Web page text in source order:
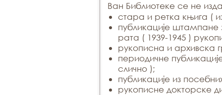
Ван Библиотеке се не
стара и ретка књига (
публикације штампане
рата ( 1939-1945 )
рукописна и архивска
периодичне
слично );
публикације из
рукописне докторске